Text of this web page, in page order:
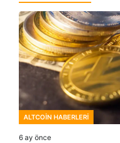
ALTCOIN HABERLERI
6 ay önce